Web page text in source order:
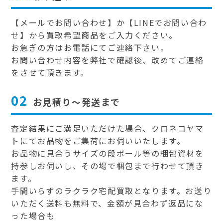
【メールでお問い合わせ】か【LINEでお問い合わ
せ】から買取希望商品をご入力ください。
お急ぎの方はお電話にてご連絡下さい。
お問い合わせ内容を弊社で確認後、改めてご連絡
をさせて頂きます。
02 お見積り～発送まで
査定結果にご満足いただけた場合、クロネコヤマ
トにてお品物をご集荷にお伺いいたします。
お品物に見合うサイズの段ボール等の梱包資材を
持参しお伺いし、その場で梱包まで行わせて頂き
ます。
手間いらずのラクラク宅配買取となります。お送り
いただく送料も無料で、金額が見合わず返品にな
った場合も